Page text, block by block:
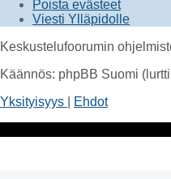
Poista evästeet
Viesti Ylläpidolle
Keskustelufoorumin
Käännös: phpBB Suomi
Yksityisyys
Ehdot